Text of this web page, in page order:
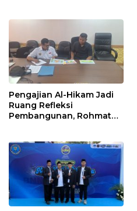
Pengajian Al-Hikam Jadi
Ruang Refleksi
Pembangunan, Rohmat